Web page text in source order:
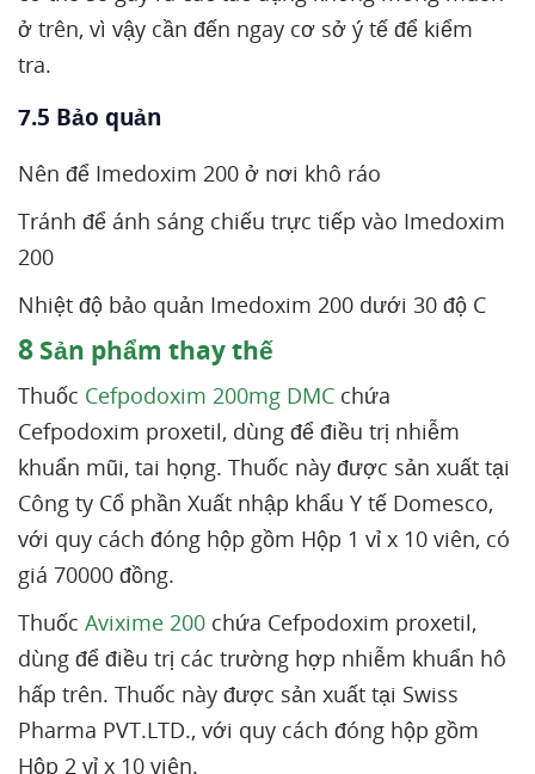
ở trên, vì vậy cần đến ngay cơ sở ý tế để kiểm
tra.
7.5 Bảo quản
Nên để Imedoxim 200 ở nơi khô ráo
Tránh để ánh sáng chiếu trực tiếp vào Imedoxim
200
Nhiệt độ bảo quản Imedoxim 200 dưới 30 độ C
8 Sản phẩm thay thế
Thuốc Cefpodoxim 200mg DMC chứa
Cefpodoxim proxetil, dùng để điều trị nhiễm
khuẩn mũi, tai họng. Thuốc này được sản xuất tại
Công ty Cổ phần Xuất nhập khẩu Y tế Domesco,
với quy cách đóng hộp gồm Hộp 1 vỉ x 10 viên, có
giá 70000 đồng.
Thuốc Avixime 200 chứa Cefpodoxim proxetil,
dùng để điều trị các trường hợp nhiễm khuẩn hô
hấp trên. Thuốc này được sản xuất tại Swiss
Pharma PVT.LTD., với quy cách đóng hộp gồm
Hộp 2 vỉ x 10 viên.